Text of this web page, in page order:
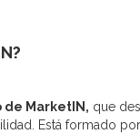
de MarketIN, que
Está formado por